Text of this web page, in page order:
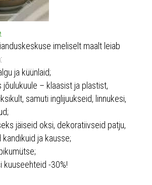
imeliselt maalt leiab
ja küünlaid;
– klaasist ja plastist,
samuti inglijuukseid, linnukesi,
jäiseid oksi, dekoratiivseid patju,
ja kausse;
kuuseehteid -30%!